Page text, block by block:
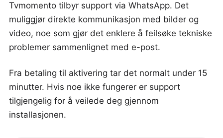
Tvmomento tilbyr support via WhatsApp. Det
muliggjør direkte kommunikasjon med bilder og
video, noe som gjør det enklere å feilsøke tekniske
problemer sammenlignet med e-post.
Fra betaling til aktivering tar det normalt under 15
minutter. Hvis noe ikke fungerer er support
tilgjengelig for å veilede deg gjennom
installasjonen.